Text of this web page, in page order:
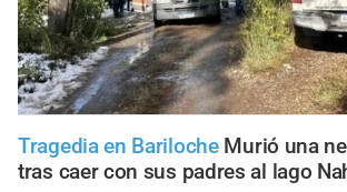
Tragedia en Bariloche Murió una
tras caer con sus padres al lago